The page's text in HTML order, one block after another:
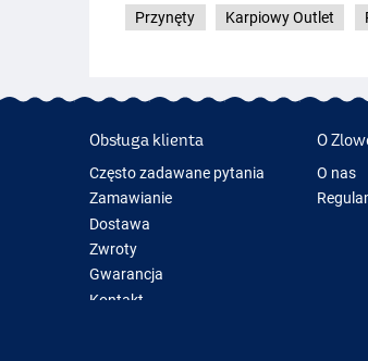
Przynęty Karpiowy Outlet
Obsługa klienta
Często zadawane pytania
Zamawianie
Dostawa
Zwroty
Gwarancja
Kontakt
O
O nas